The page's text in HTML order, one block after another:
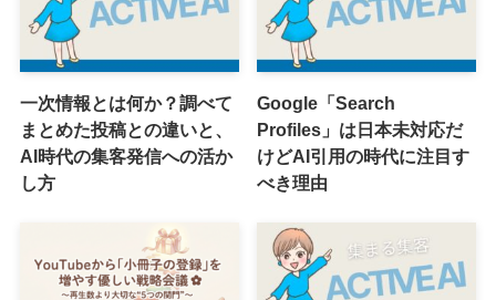
一次情報とは何か？調べて
まとめた投稿との違いと、
AI時代の集客発信への活か
し方
Google「Search
Profiles」は日本未対応だ
けどAI引用の時代に注目す
べき理由